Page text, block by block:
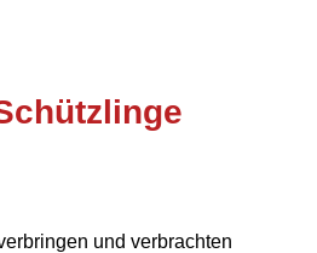
und verbrachten